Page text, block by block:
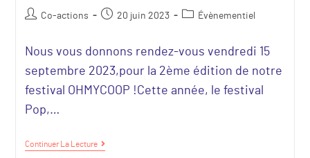
Co-actions 20 juin 2023 Évènementiel
Nous vous donnons rendez-vous vendredi 15
septembre 2023,pour la 2ème édition de notre
festival OHMYCOOP !Cette année, le festival
Pop,…
Continuer La Lecture